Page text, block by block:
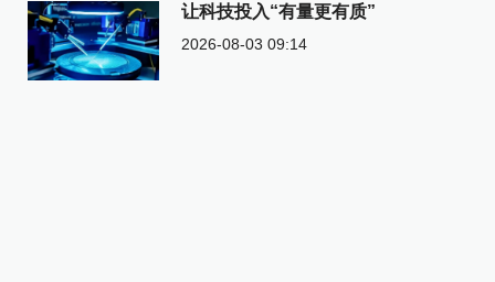
让科技投入“有量更有质”
2026-08-03 09:14